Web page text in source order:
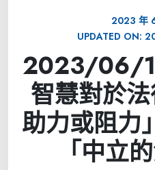
2023 年
UPDATED ON:
2023/06/
智慧對於
助力或阻力
「中立